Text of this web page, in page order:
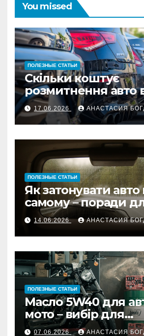
You missed
ПОЛЕЗНЫЕ СТАТЬИ
Скільки коштує
розмитнення авто в
поради для
2026
17.06.2026 АНАСТАСИЯ
ПОЛЕЗНЫЕ СТАТЬИ
Як затонувати авто
самому – поради
України
14.06.2026 АНАСТАСИЯ
ПОЛЕЗНЫЕ СТАТЬИ
Масло 5W40 для
мото – вибір для
українських водіїв
07.06.2026 АНАСТАСИЯ